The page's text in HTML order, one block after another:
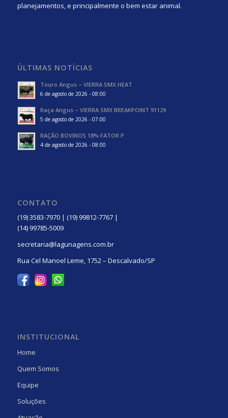
planejamentos, e principalmente o bem estar animal.
ÚLTIMAS NOTÍCIAS
Touro Angus – VIERRA SMX HEAT
6 de agosto de 2026 - 08:00
Raça Angus – VIERRA SMX BREAKPOINT 91129
5 de agosto de 2026 - 07:00
RAÇÃO BOVINOS 18% FATOR P
4 de agosto de 2026 - 08:00
CONTATO
(19) 3583-7970 | (19) 99812-7767 |
(14) 99785-5009
secretaria@lagunagens.com.br
Rua Cel Manoel Leme, 1752 – Descalvado/SP
INSTITUCIONAL
Home
Quem Somos
Equipe
Soluções